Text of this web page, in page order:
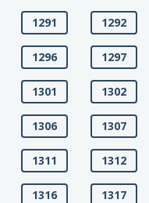
1291 1292
1296 1297
1301 1302
1306 1307
1311 1312
1316 1317